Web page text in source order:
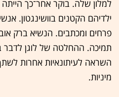
למלון שלה. בוקר אחר־כך
ילדיהם הקטנים בוושינגטון.
פרחים ומכתבים. הנשיא ברק
תמיכה. ההחלטה של לוגן
השראה לעיתונאיות אחרות
מיניות.